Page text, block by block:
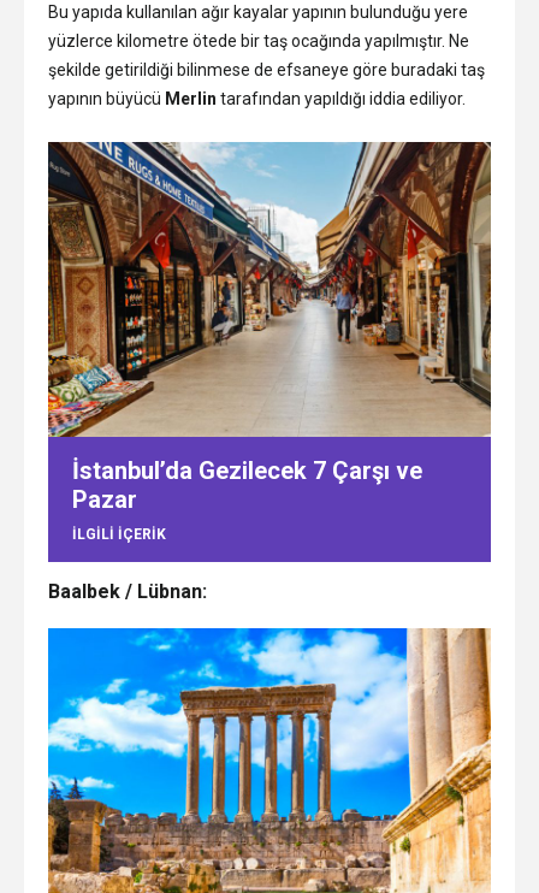
Bu yapıda kullanılan ağır kayalar yapının bulunduğu yere
yüzlerce kilometre ötede bir taş ocağında yapılmıştır. Ne
şekilde getirildiği bilinmese de efsaneye göre buradaki taş
yapının büyücü Merlin tarafından yapıldığı iddia ediliyor.
ILGILI IÇERIK
İstanbul’da Gezilecek 7 Çarşı ve
Pazar
Baalbek / Lübnan: